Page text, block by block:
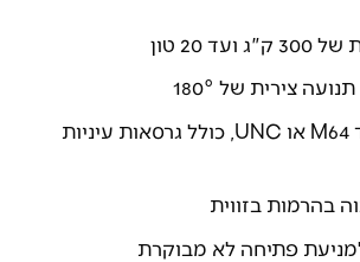
20 טון
הברגות M8 ועד M64 או UNC, כולל גרסאות עיניות
בהרמות בזווית
פתיחה לא מבוקרת